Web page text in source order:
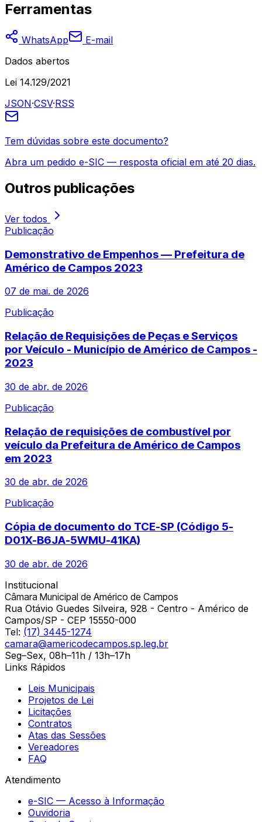
Ferramentas
WhatsApp
E-mail
Dados abertos
Lei 14.129/2021
JSON·CSV·RSS
Tem dúvidas sobre este documento?
Abra um pedido e-SIC — resposta oficial em até 20 dias.
Outros publicações
Ver todos
Publicação
Demonstrativo de Empenhos — Prefeitura de
Américo de Campos 2023
07 de mai. de 2026
Publicação
Relação de Requisições de Peças e Serviços
por Veículo - Município de Américo de Campos -
2023
30 de abr. de 2026
Publicação
Relação de requisições de combustível por
veículo da Prefeitura de Américo de Campos
em 2023
30 de abr. de 2026
Publicação
Cópia de documento do TCE-SP (Código 5-
D01X-B6JA-5WMU-41KA)
30 de abr. de 2026
Institucional
Câmara Municipal de Américo de Campos
Rua Otávio Guedes Silveira, 928 - Centro - Américo de
Campos/SP - CEP 15550-000
Tel: (17) 3445-1274
camara@americodecampos.sp.leg.br
Seg–Sex, 08h–11h / 13h–17h
Links Rápidos
Leis Municipais
Projetos de Lei
Licitações
Contratos
Atas das Sessões
Vereadores
FAQ
Atendimento
e-SIC — Acesso à Informação
Ouvidoria